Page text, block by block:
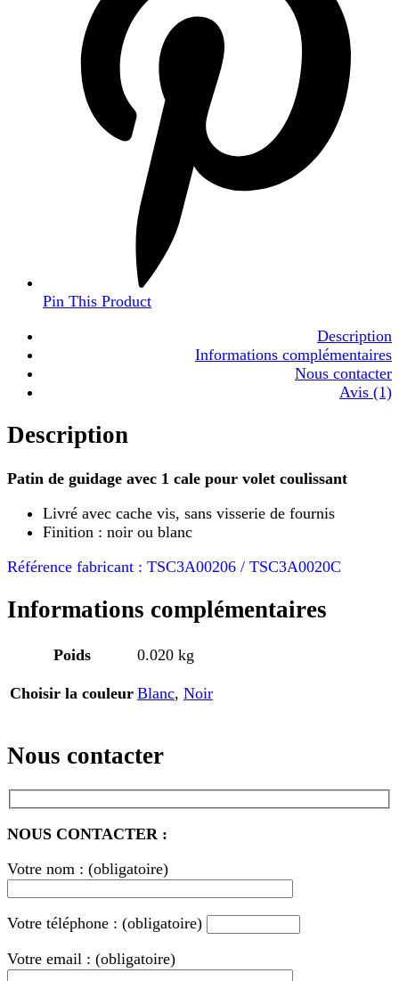
Pin This Product
Description
Informations complémentaires
Nous contacter
Avis (1)
Description
Patin de guidage avec 1 cale pour volet coulissant
Livré avec cache vis, sans visserie de fournis
Finition : noir ou blanc
Référence fabricant : TSC3A00206 / TSC3A0020C
Informations complémentaires
Poids 0.020 kg
Choisir la couleur Blanc, Noir
Nous contacter
NOUS CONTACTER :
Votre nom : (obligatoire)
Votre téléphone : (obligatoire)
Votre email : (obligatoire)